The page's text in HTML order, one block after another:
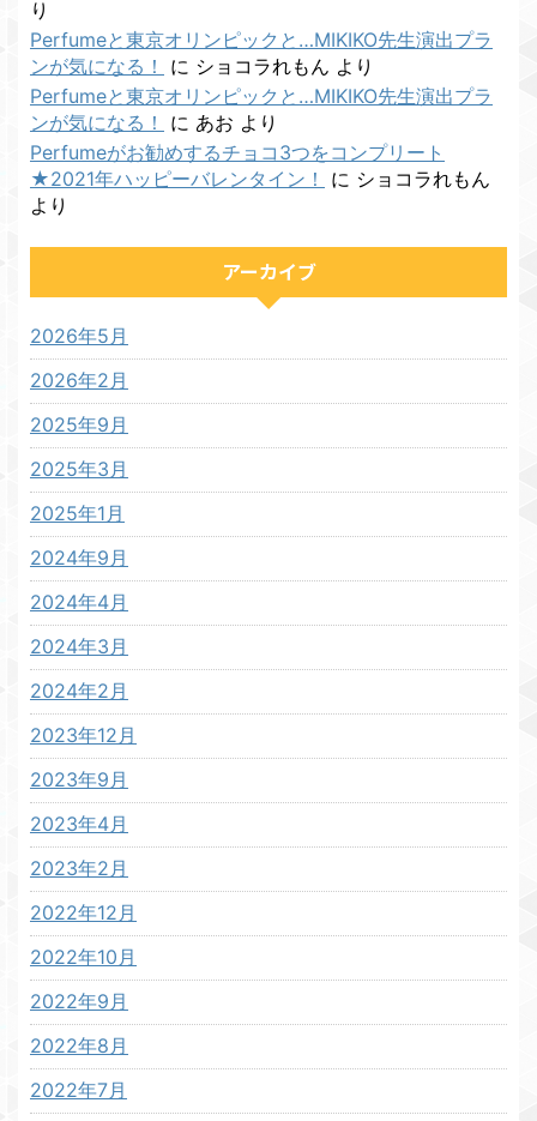
り
Perfumeと東京オリンピックと…MIKIKO先生演出プラ
ンが気になる！
に ショコラれもん より
Perfumeと東京オリンピックと…MIKIKO先生演出プラ
ンが気になる！
に あお より
Perfumeがお勧めするチョコ3つをコンプリート
★2021年ハッピーバレンタイン！
に ショコラれもん
より
アーカイブ
2026年5月
2026年2月
2025年9月
2025年3月
2025年1月
2024年9月
2024年4月
2024年3月
2024年2月
2023年12月
2023年9月
2023年4月
2023年2月
2022年12月
2022年10月
2022年9月
2022年8月
2022年7月